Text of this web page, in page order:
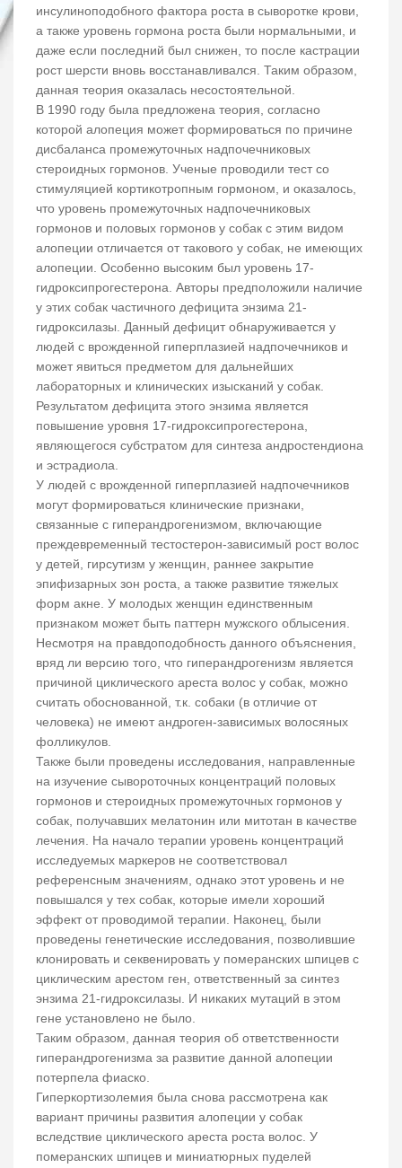
инсулиноподобного фактора роста в сыворотке крови,
а также уровень гормона роста были нормальными, и
даже если последний был снижен, то после кастрации
рост шерсти вновь восстанавливался. Таким образом,
данная теория оказалась несостоятельной.
В 1990 году была предложена теория, согласно
которой алопеция может формироваться по причине
дисбаланса промежуточных надпочечниковых
стероидных гормонов. Ученые проводили тест со
стимуляцией кортикотропным гормоном, и оказалось,
что уровень промежуточных надпочечниковых
гормонов и половых гормонов у собак с этим видом
алопеции отличается от такового у собак, не имеющих
алопеции. Особенно высоким был уровень 17-
гидроксипрогестерона. Авторы предположили наличие
у этих собак частичного дефицита энзима 21-
гидроксилазы. Данный дефицит обнаруживается у
людей с врожденной гиперплазией надпочечников и
может явиться предметом для дальнейших
лабораторных и клинических изысканий у собак.
Результатом дефицита этого энзима является
повышение уровня 17-гидроксипрогестерона,
являющегося субстратом для синтеза андростендиона
и эстрадиола.
У людей с врожденной гиперплазией надпочечников
могут формироваться клинические признаки,
связанные с гиперандрогенизмом, включающие
преждевременный тестостерон-зависимый рост волос
у детей, гирсутизм у женщин, раннее закрытие
эпифизарных зон роста, а также развитие тяжелых
форм акне. У молодых женщин единственным
признаком может быть паттерн мужского облысения.
Несмотря на правдоподобность данного объяснения,
вряд ли версию того, что гиперандрогенизм является
причиной циклического ареста волос у собак, можно
считать обоснованной, т.к. собаки (в отличие от
человека) не имеют андроген-зависимых волосяных
фолликулов.
Также были проведены исследования, направленные
на изучение сывороточных концентраций половых
гормонов и стероидных промежуточных гормонов у
собак, получавших мелатонин или митотан в качестве
лечения. На начало терапии уровень концентраций
исследуемых маркеров не соответствовал
референсным значениям, однако этот уровень и не
повышался у тех собак, которые имели хороший
эффект от проводимой терапии. Наконец, были
проведены генетические исследования, позволившие
клонировать и секвенировать у померанских шпицев с
циклическим арестом ген, ответственный за синтез
энзима 21-гидроксилазы. И никаких мутаций в этом
гене установлено не было.
Таким образом, данная теория об ответственности
гиперандрогенизма за развитие данной алопеции
потерпела фиаско.
Гиперкортизолемия была снова рассмотрена как
вариант причины развития алопеции у собак
вследствие циклического ареста роста волос. У
померанских шпицев и миниатюрных пуделей